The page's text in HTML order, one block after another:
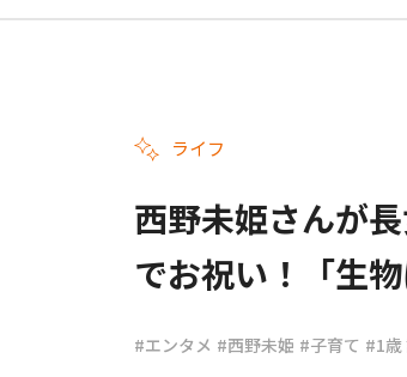
ライフ
西野未姫さんが
でお祝い！「生
#エンタメ #西野未姫 #子育て #1歳